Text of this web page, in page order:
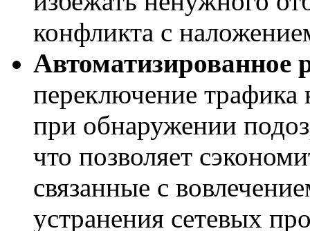
конфликта с
Автоматизированное
переключение трафика
при обнаружении
что позволяет
связанные с
устранения сетевых